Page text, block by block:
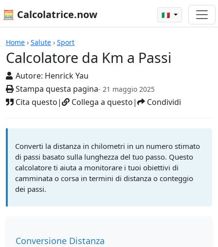
🧮 Calcolatrice.now 🇮🇹
Home › Salute › Sport
Calcolatore da Km a Passi
Autore: Henrick Yau
Stampa questa pagina- 21 maggio 2025
Cita questo| Collega a questo| Condividi
Calcolatrici
Converti la distanza in chilometri in un numero stimato
di passi basato sulla lunghezza del tuo passo. Questo
calcolatore ti aiuta a monitorare i tuoi obiettivi di
camminata o corsa in termini di distanza o conteggio
dei passi.
Conversione Distanza